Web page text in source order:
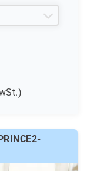
Voucher,
und Online
und eine
im hier